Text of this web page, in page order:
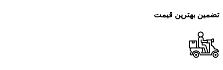
تضمین بهترین قیمت